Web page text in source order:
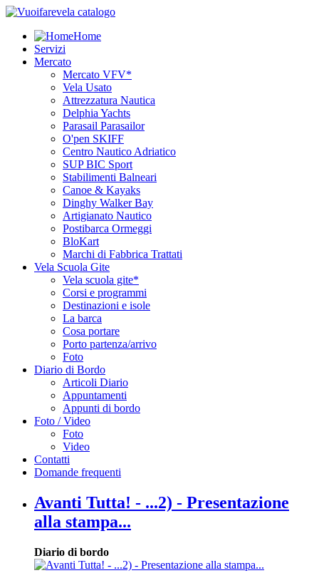
Home
Servizi
Mercato
Mercato VFV*
Vela Usato
Attrezzatura Nautica
Delphia Yachts
Parasail Parasailor
O'pen SKIFF
Centro Nautico Adriatico
SUP BIC Sport
Stabilimenti Balneari
Canoe & Kayaks
Dinghy Walker Bay
Artigianato Nautico
Postibarca Ormeggi
BloKart
Marchi di Fabbrica Trattati
Vela Scuola Gite
Vela scuola gite*
Corsi e programmi
Destinazioni e isole
La barca
Cosa portare
Porto partenza/arrivo
Foto
Diario di Bordo
Articoli Diario
Appuntamenti
Appunti di bordo
Foto / Video
Foto
Video
Contatti
Domande frequenti
Avanti Tutta! - ...2) - Presentazione
alla stampa...
Diario di bordo